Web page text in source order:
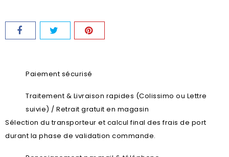
Paiement sécurisé
Traitement & Livraison rapides (Colissimo ou Lettre
suivie) / Retrait gratuit en magasin
Sélection du transporteur et calcul final des frais de port
durant la phase de validation commande.